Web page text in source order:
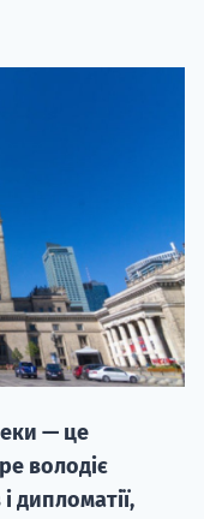
— це
володіє
дипломатії,НАБІР